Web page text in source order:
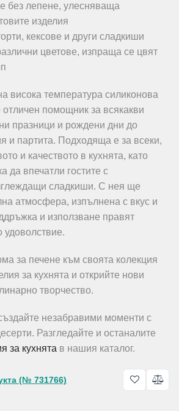
без лепене, улесняваща
изделия
кексове и други сладкиши
цветове, изпраща се цвят
висока температура силиконова
помощник за всякакви
празници и рождени дни до
и партита. Подходяща е за всеки,
и качеството в кухнята, като
да впечатли гостите с
сладкиши. С нея ще
атмосфера, изпълнена с вкус и
и използване правят
удоволствие.
за печене към своята колекция
за кухнята и открийте нови
творчество.
незабравими моменти с
Разгледайте и останалите
за кухнята в нашия каталог.
(№ 731766)